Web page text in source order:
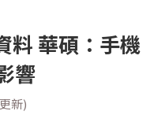
料 華碩：手機
響
新)